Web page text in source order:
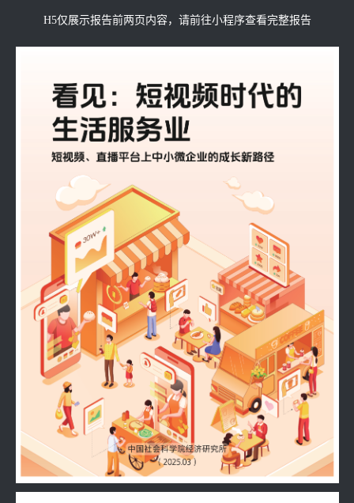
H5仅展示报告前两页内容，请前往小程序查看完整报告